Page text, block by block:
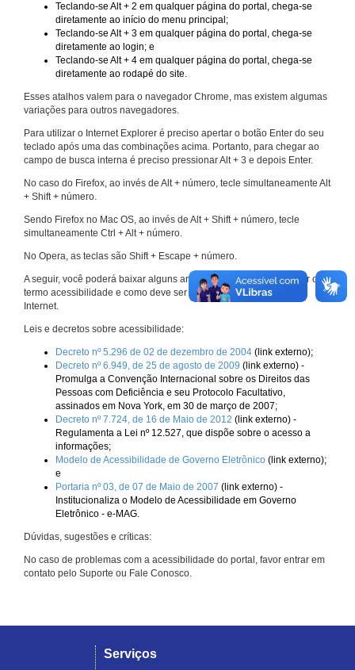
Teclando-se Alt + 2 em qualquer página do portal, chega-se
diretamente ao início do menu principal;
Teclando-se Alt + 3 em qualquer página do portal, chega-se
diretamente ao login; e
Teclando-se Alt + 4 em qualquer página do portal, chega-se
diretamente ao rodapé do site.
Esses atalhos valem para o navegador Chrome, mas existem algumas
variações para outros navegadores.
Para utilizar o Internet Explorer é preciso apertar o botão Enter do seu
teclado após uma das combinações acima. Portanto, para chegar ao
campo de busca interna é preciso pressionar Alt + 3 e depois Enter.
No caso do Firefox, ao invés de Alt + número, tecle simultaneamente Alt
+ Shift + número.
Sendo Firefox no Mac OS, ao invés de Alt + Shift + número, tecle
simultaneamente Ctrl + Alt + número.
No Opera, as teclas são Shift + Escape + número.
A seguir, você poderá baixar alguns arquivos que explicam melhor o
termo acessibilidade e como deve ser implementado nos sites da
Internet.
Leis e decretos sobre acessibilidade:
Decreto nº 5.296 de 02 de dezembro de 2004 (link externo);
Decreto nº 6.949, de 25 de agosto de 2009 (link externo) -
Promulga a Convenção Internacional sobre os Direitos das
Pessoas com Deficiência e seu Protocolo Facultativo,
assinados em Nova York, em 30 de março de 2007;
Decreto nº 7.724, de 16 de Maio de 2012 (link externo) -
Regulamenta a Lei nº 12.527, que dispõe sobre o acesso a
informações;
Modelo de Acessibilidade de Governo Eletrônico (link externo);
e
Portaria nº 03, de 07 de Maio de 2007 (link externo) -
Institucionaliza o Modelo de Acessibilidade em Governo
Eletrônico - e-MAG.
Dúvidas, sugestões e críticas:
No caso de problemas com a acessibilidade do portal, favor entrar em
contato pelo Suporte ou Fale Conosco.
Serviços